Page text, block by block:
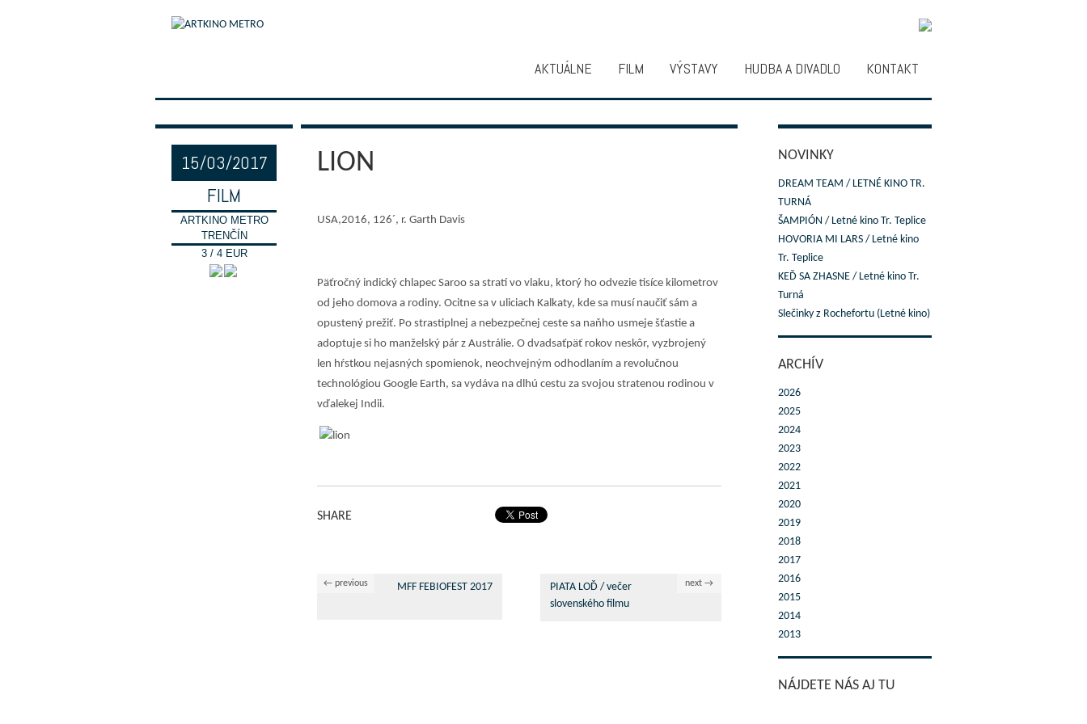
AKTUÁLNE FILM VÝSTAVY HUDBA A DIVADLO KONTAKT
15/03/2017
FILM
ARTKINO METRO
TRENČÍN
3 / 4 EUR
LION
USA,2016, 126´, r. Garth Davis
Päťročný indický chlapec Saroo sa stratí vo vlaku, ktorý ho odvezie tisíce kilometrov
od jeho domova a rodiny. Ocitne sa v uliciach Kalkaty, kde sa musí naučiť sám a
opustený prežiť. Po strastiplnej a nebezpečnej ceste sa naňho usmeje šťastie a
adoptuje si ho manželský pár z Austrálie. O dvadsaťpäť rokov neskôr, vyzbrojený
len hŕstkou nejasných spomienok, neochvejným odhodlaním a revolučnou
technológiou Google Earth, sa vydáva na dlhú cestu za svojou stratenou rodinou v
vďalekej Indii.
SHARE
← previous MFF FEBIOFEST 2017 next →
PIATA LOĎ / večer
slovenského filmu
NOVINKY
DREAM TEAM / LETNÉ KINO TR.
TURNÁ
ŠAMPIÓN / Letné kino Tr. Teplice
HOVORIA MI LARS / Letné kino
Tr. Teplice
KEĎ SA ZHASNE / Letné kino Tr.
Turná
Slečinky z Rochefortu (Letné kino)
ARCHÍV
2026
2025
2024
2023
2022
2021
2020
2019
2018
2017
2016
2015
2014
2013
NÁJDETE NÁS AJ TU